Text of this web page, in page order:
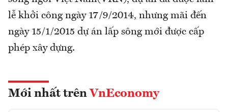
lễ khởi công ngày 17/9/2014, nhưng mãi đến
ngày 15/1/2015 dự án lấp sông mới được cấp
phép xây dựng.
Mới nhất trên VnEconomy